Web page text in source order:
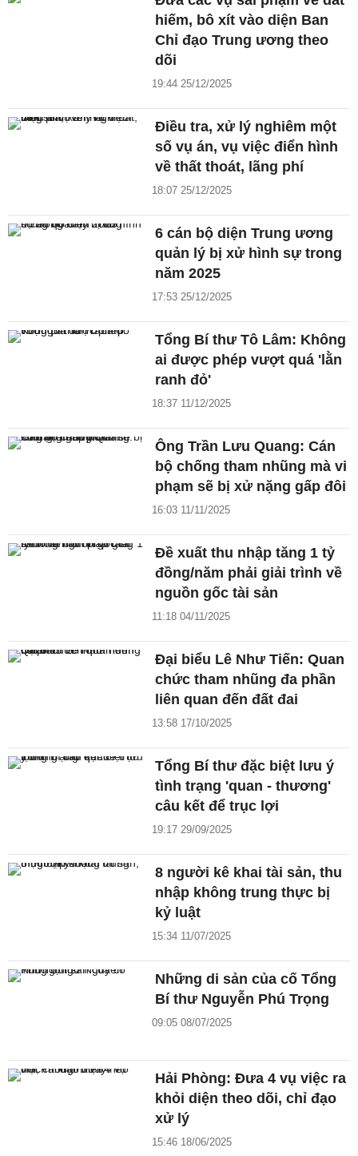
hiếm, bô xít vào diện Ban
Chỉ đạo Trung ương theo
dõi
19:44 25/12/2025
Điều tra, xử lý nghiêm một
số vụ án, vụ việc điển hình
về thất thoát, lãng phí
18:07 25/12/2025
6 cán bộ diện Trung ương
quản lý bị xử hình sự trong
năm 2025
17:53 25/12/2025
Tổng Bí thư Tô Lâm: Không
ai được phép vượt quá 'lằn
ranh đỏ'
18:37 11/12/2025
Ông Trần Lưu Quang: Cán
bộ chống tham nhũng mà vi
phạm sẽ bị xử nặng gấp đôi
16:03 11/11/2025
Đề xuất thu nhập tăng 1 tỷ
đồng/năm phải giải trình về
nguồn gốc tài sản
11:18 04/11/2025
Đại biểu Lê Như Tiến: Quan
chức tham nhũng đa phần
liên quan đến đất đai
13:58 17/10/2025
Tổng Bí thư đặc biệt lưu ý
tình trạng 'quan - thương'
câu kết để trục lợi
19:17 29/09/2025
8 người kê khai tài sản, thu
nhập không trung thực bị
kỷ luật
15:34 11/07/2025
Những di sản của cố Tổng
Bí thư Nguyễn Phú Trọng
09:05 08/07/2025
Hải Phòng: Đưa 4 vụ việc ra
khỏi diện theo dõi, chỉ đạo
xử lý
15:46 18/06/2025